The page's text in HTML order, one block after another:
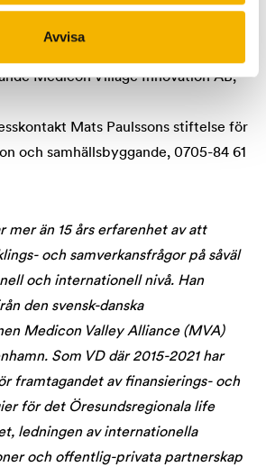
Avvisa
Medicon Village Innovation AB,
Mats Paulssons stiftelse för
och samhällsbyggande, 0705-84 61
mer än 15 års erfarenhet av att
och samverkansfrågor på såväl
och internationell nivå. Han
den svensk-danska
Medicon Valley Alliance (MVA)
Som VD där 2015-2021 har
framtagandet av finansierings- och
för det Öresundsregionala life
ledningen av internationella
och offentlig-privata partnerskap